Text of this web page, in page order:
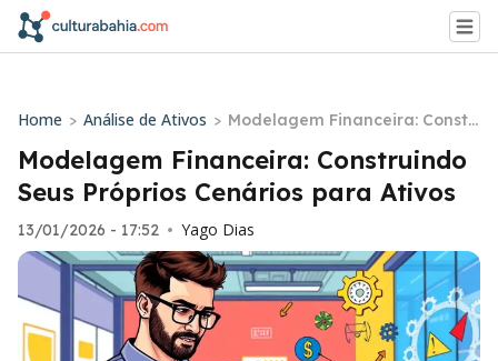
Home > Análise de Ativos > Modelagem Financeira: Constr
uindo Seus Próprios Cenários p
ara Ativos
Modelagem Financeira: Construindo
Seus Próprios Cenários para Ativos
13/01/2026 - 17:52 • Yago Dias